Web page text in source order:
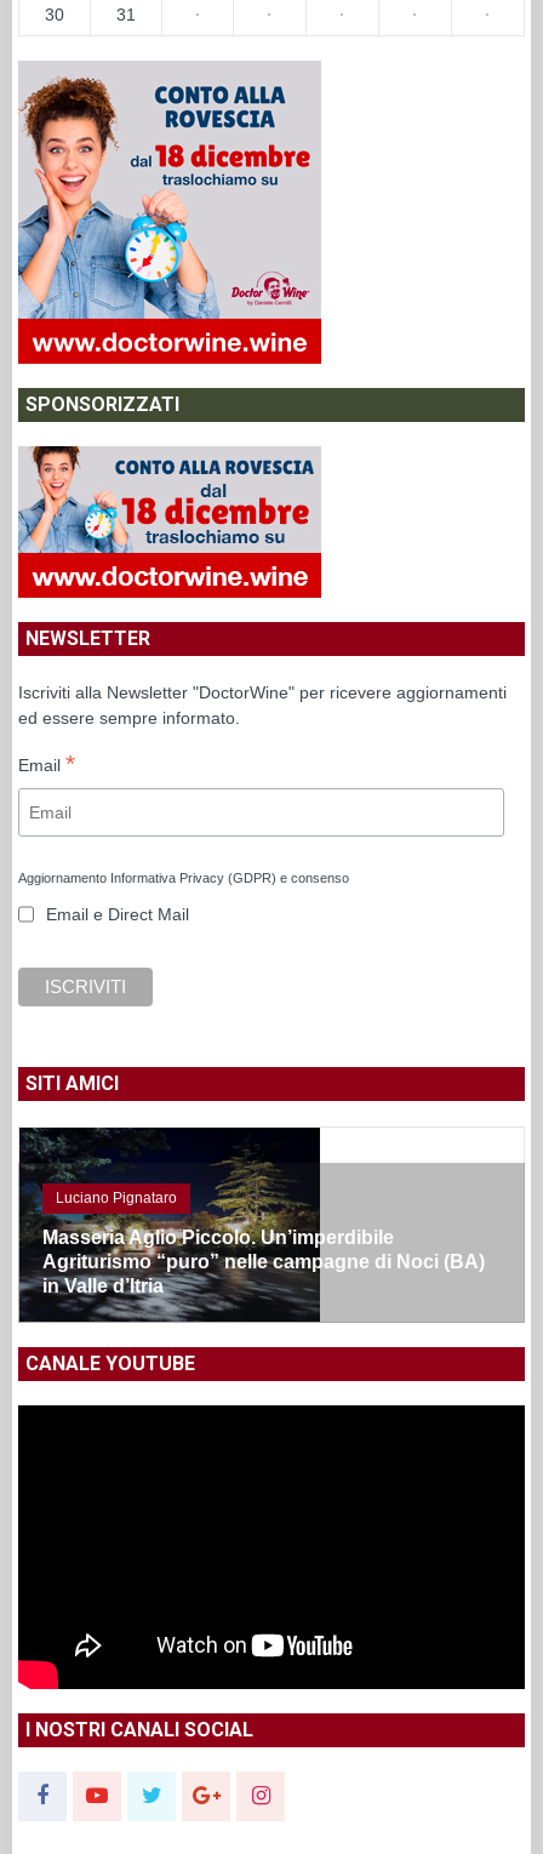
30 31 · · · · ·
SPONSORIZZATI
NEWSLETTER
Iscriviti alla Newsletter "DoctorWine" per ricevere aggiornamenti
ed essere sempre informato.
Email *
Aggiornamento Informativa Privacy (GDPR) e consenso
Email e Direct Mail
SITI AMICI
Luciano Pignataro
Masseria Aglio Piccolo. Un’imperdibile
Agriturismo “puro” nelle campagne di Noci (BA)
in Valle d’Itria
CANALE YOUTUBE
I NOSTRI CANALI SOCIAL